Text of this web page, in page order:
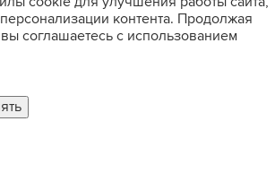
контента. Продолжая
вы соглашаетесь с использованием